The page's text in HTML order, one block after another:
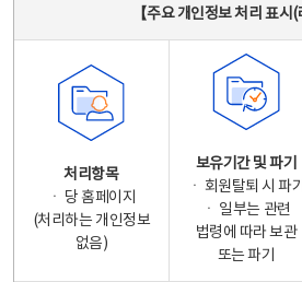
【주요 개인정보 처리 표시(
처리항목
ㆍ 당 홈페이지
(처리하는 개인정보
없음)
보유기간 및 파기
ㆍ 회원탈퇴 시 파기
ㆍ 일부는 관련
법령에 따라 보관
또는 파기